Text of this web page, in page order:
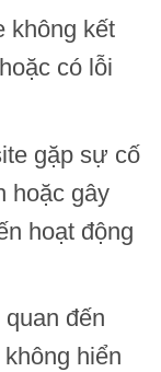
không kết
có lỗi
gặp sự cố
hoặc gây
hoạt động
đến
hiển